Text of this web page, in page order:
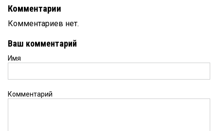
Комментарии
Комментариев нет.
Ваш комментарий
Имя
Комментарий